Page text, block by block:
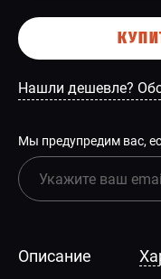
Нашли дешевле?
Мы предупредим вас,
Описание